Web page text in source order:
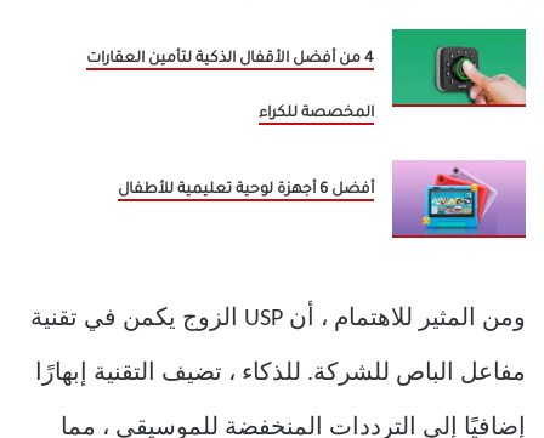
4 من أفضل الأقفال الذكية لتأمين العقارات
المخصصة للكراء
أفضل 6 أجهزة لوحية تعليمية للأطفال
ومن المثير للاهتمام ، أن USP الزوج يكمن في تقنية
مفاعل الباص للشركة. للذكاء ، تضيف التقنية إبهارًا
إضافيًا إلى الترددات المنخفضة للموسيقى ، مما